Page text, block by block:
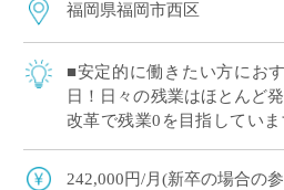
福岡県福岡市西区
■安定的に働きたい方にお
日！日々の残業はほとんど
改革で残業0を目指してい
(1年の有期契約)ですが、更
はあります！ 仕事もプライ
242,000円/月(新卒の場合の